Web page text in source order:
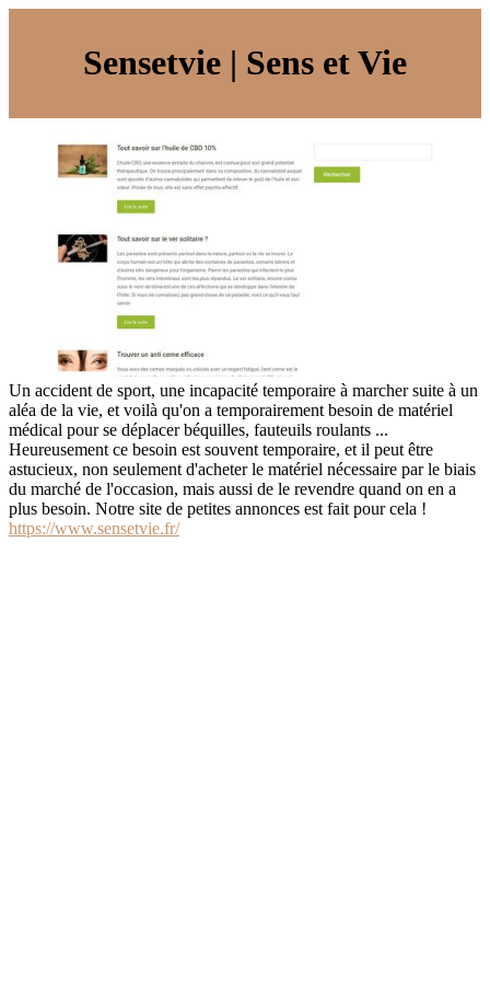
Sensetvie | Sens et Vie
Un accident de sport, une incapacité temporaire à marcher suite à un
aléa de la vie, et voilà qu'on a temporairement besoin de matériel
médical pour se déplacer béquilles, fauteuils roulants ...
Heureusement ce besoin est souvent temporaire, et il peut être
astucieux, non seulement d'acheter le matériel nécessaire par le biais
du marché de l'occasion, mais aussi de le revendre quand on en a
plus besoin. Notre site de petites annonces est fait pour cela !
https://www.sensetvie.fr/